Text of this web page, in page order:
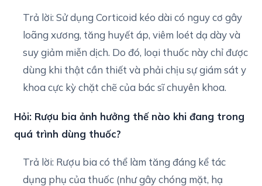
Trả lời: Sử dụng Corticoid kéo dài có nguy cơ gây
loãng xương, tăng huyết áp, viêm loét dạ dày và
suy giảm miễn dịch. Do đó, loại thuốc này chỉ được
dùng khi thật cần thiết và phải chịu sự giám sát y
khoa cực kỳ chặt chẽ của bác sĩ chuyên khoa.
Hỏi: Rượu bia ảnh hưởng thế nào khi đang trong
quá trình dùng thuốc?
Trả lời: Rượu bia có thể làm tăng đáng kể tác
dụng phụ của thuốc (như gây chóng mặt, hạ